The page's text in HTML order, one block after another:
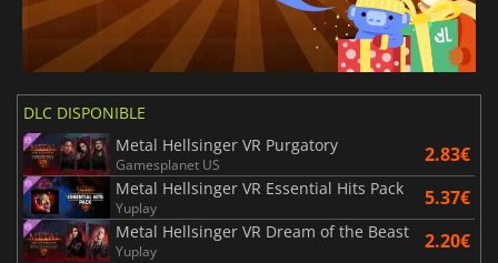
DLC DISPONIBLE
Metal Hellsinger VR Purgatory
Gamesplanet US 2.83€
Metal Hellsinger VR Essential Hits Pack
Yuplay 5.37€
Metal Hellsinger VR Dream of the Beast
Yuplay 2.20€